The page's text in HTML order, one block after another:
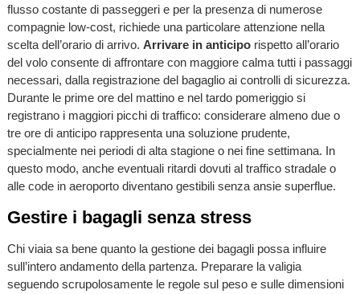
flusso costante di passeggeri e per la presenza di numerose
compagnie low-cost, richiede una particolare attenzione nella
scelta dell’orario di arrivo. Arrivare in anticiporispetto all’orario
del volo consente di affrontare con maggiore calma tutti i passaggi
necessari, dalla registrazione del bagaglio ai controlli di sicurezza.
Durante le prime ore del mattino e nel tardo pomeriggio si
registrano i maggiori picchi di traffico: considerare almeno due o
tre ore di anticipo rappresenta una soluzione prudente,
specialmente nei periodi di alta stagione o nei fine settimana. In
questo modo, anche eventuali ritardi dovuti al traffico stradale o
alle code in aeroporto diventano gestibili senza ansie superflue.
Gestire i bagagli senza stress
Chi viaia sa bene quanto la gestione dei bagagli possa influire
sull’intero andamento della partenza. Preparare la valigia
seguendo scrupolosamente le regole sul peso e sulle dimensioni